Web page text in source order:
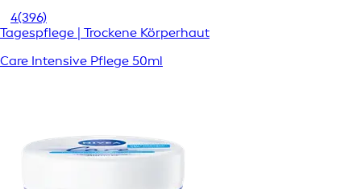
4(396)
Tagespflege | Trockene Körperhaut
Care Intensive Pflege 50ml